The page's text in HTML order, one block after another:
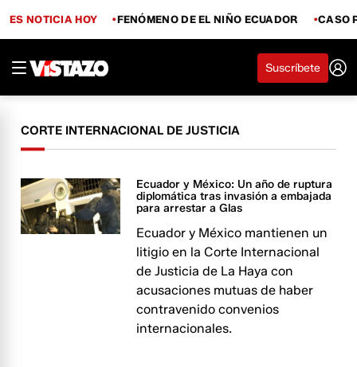
ES NOTICIA HOY FENÓMENO DE EL NIÑO ECUADOR CASO
Suscríbete
CORTE INTERNACIONAL DE JUSTICIA
Ecuador y México: Un año de ruptura
diplomática tras invasión a embajada
para arrestar a Glas
Ecuador y México mantienen un
litigio en la Corte Internacional
de Justicia de La Haya con
acusaciones mutuas de haber
contravenido convenios
internacionales.